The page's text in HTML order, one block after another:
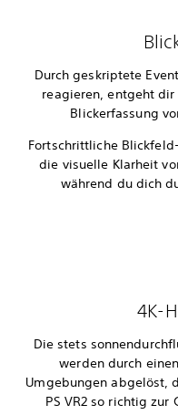
Durch geskriptete
reagieren, entgeht dir
Blickerfassung
Fortschrittliche
die visuelle Klarheit
während du dich
4K-
Die stets
werden durch
Umgebungen abgelöst,
PS VR2 so richtig